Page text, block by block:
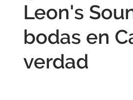
Leon's
bodas en
verdad